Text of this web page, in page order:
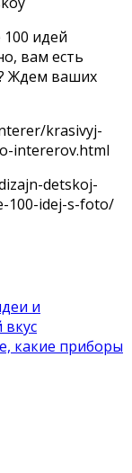
идей
вам есть
Ждем ваших
krasivyj-
intererov.html
detskoj-
100-idej-s-foto/
и
какие приборы